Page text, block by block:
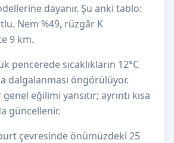
dayanır. Şu anki tablo:
Nem %49, rüzgâr K
9 km.
pencerede sıcaklıkların 12°C
dalgalanması öngörülüyor.
eğilimi yansıtır; ayrıntı kısa
güncellenir.
çevresinde önümüzdeki 25